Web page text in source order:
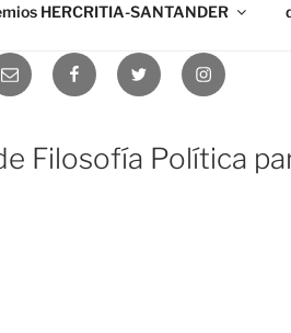
HERCRITIA-SANTANDER
Filosofía Política
Correo
electrónico
FacebookTwitter Instagram